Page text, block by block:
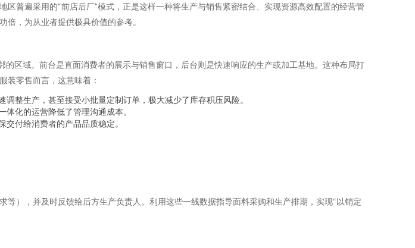
普遍采用的“前店后厂”模式，正是这样一种将生产与销售紧密结合、实现资源高效配置的经营管
，为从业者提供极具价值的参考。
区域。前台是直面消费者的展示与销售窗口，后台则是快速响应的生产或加工基地。这种布局打
装零售而言，这意味着：
整生产，甚至接受小批量定制订单，极大减少了库存积压风险。
化的运营降低了管理沟通成本。
付给消费者的产品品质稳定。
），并及时反馈给后方生产负责人。利用这些一线数据指导面料采购和生产排期，实现“以销定